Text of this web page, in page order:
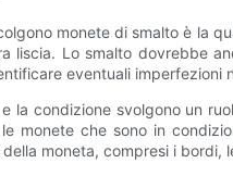
monete di smalto è la
Lo smalto dovrebbe
eventuali
condizione svolgono un
monete che sono in
moneta, compresi i